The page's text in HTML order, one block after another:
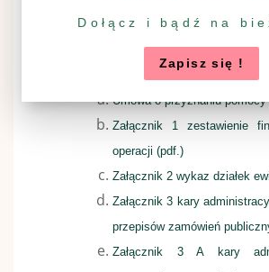
ubiegającego się o przyznanie
przedsiębiorstwa
Umowa o przyznaniu pomocy
Załącznik 1 zestawienie
operacji (pdf.)
Załącznik 2 wykaz działek
Załącznik 3 kary
przepisów zamówień
Załącznik 3 A kary
Dołącz i bądź na
Zapisz się !